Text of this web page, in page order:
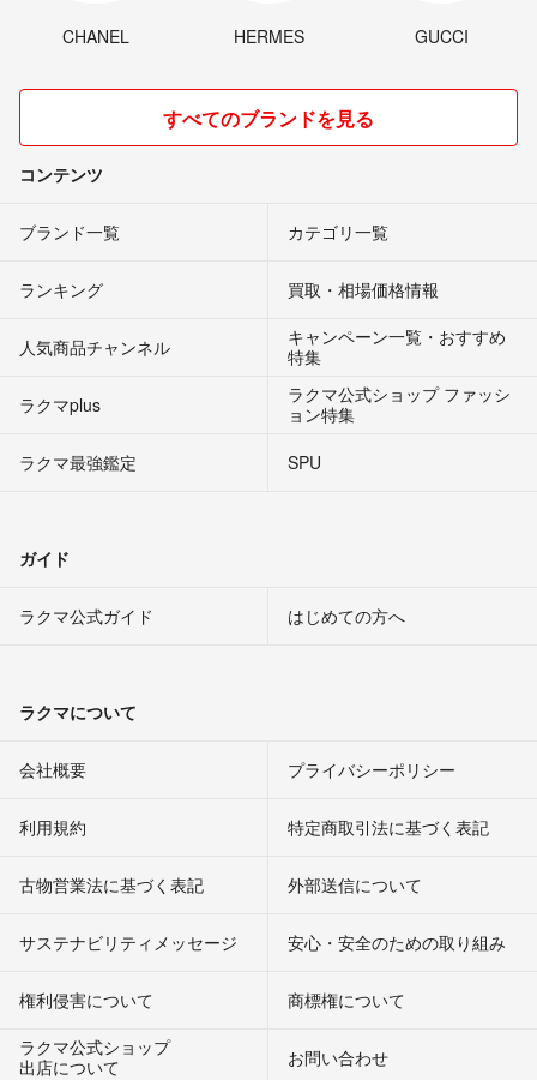
CHANEL HERMES GUCCI
すべてのブランドを見る
コンテンツ
ブランド一覧 カテゴリ一覧
ランキング 買取・相場価格情報
人気商品チャンネル
キャンペーン一覧・おすすめ
特集
ラクマplus
ラクマ公式ショップ ファッシ
ョン特集
ラクマ最強鑑定
SPU
ガイド
ラクマ公式ガイド はじめての方へ
ラクマについて
会社概要 プライバシーポリシー
利用規約 特定商取引法に基づく表記
古物営業法に基づく表記 外部送信について
サステナビリティメッセージ 安心・安全のための取り組み
権利侵害について
商標権について
ラクマ公式ショップ
出店について
お問い合わせ